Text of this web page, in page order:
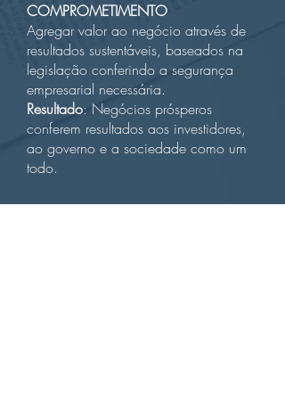
COMPROMETIMENTO
Agregar valor ao negócio através de
resultados sustentáveis, baseados na
legislação conferindo a segurança
empresarial necessária.
Resultado: Negócios prósperos
conferem resultados aos investidores,
ao governo e a sociedade como um
todo.